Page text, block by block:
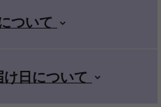
ローランド
カシオ
ローランド
パール
ィックギター
弦楽器
管楽器
マイク
スマホ
ンタン
取扱商品
ついて
日について